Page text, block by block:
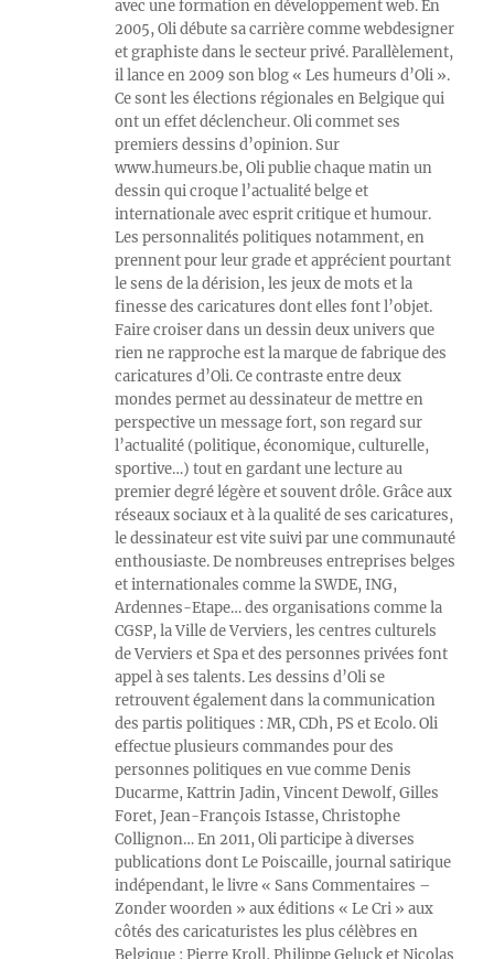
avec une formation en développement web. En
2005, Oli débute sa carrière comme webdesigner
et graphiste dans le secteur privé. Parallèlement,
il lance en 2009 son blog « Les humeurs d’Oli ».
Ce sont les élections régionales en Belgique qui
ont un effet déclencheur. Oli commet ses
premiers dessins d’opinion. Sur
www.humeurs.be, Oli publie chaque matin un
dessin qui croque l’actualité belge et
internationale avec esprit critique et humour.
Les personnalités politiques notamment, en
prennent pour leur grade et apprécient pourtant
le sens de la dérision, les jeux de mots et la
finesse des caricatures dont elles font l’objet.
Faire croiser dans un dessin deux univers que
rien ne rapproche est la marque de fabrique des
caricatures d’Oli. Ce contraste entre deux
mondes permet au dessinateur de mettre en
perspective un message fort, son regard sur
l’actualité (politique, économique, culturelle,
sportive…) tout en gardant une lecture au
premier degré légère et souvent drôle. Grâce aux
réseaux sociaux et à la qualité de ses caricatures,
le dessinateur est vite suivi par une communauté
enthousiaste. De nombreuses entreprises belges
et internationales comme la SWDE, ING,
Ardennes-Etape… des organisations comme la
CGSP, la Ville de Verviers, les centres culturels
de Verviers et Spa et des personnes privées font
appel à ses talents. Les dessins d’Oli se
retrouvent également dans la communication
des partis politiques : MR, CDh, PS et Ecolo. Oli
effectue plusieurs commandes pour des
personnes politiques en vue comme Denis
Ducarme, Kattrin Jadin, Vincent Dewolf, Gilles
Foret, Jean-François Istasse, Christophe
Collignon… En 2011, Oli participe à diverses
publications dont Le Poiscaille, journal satirique
indépendant, le livre « Sans Commentaires –
Zonder woorden » aux éditions « Le Cri » aux
côtés des caricaturistes les plus célèbres en